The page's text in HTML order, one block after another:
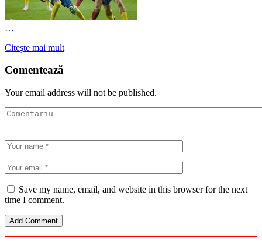
…
Citeşte mai mult
Comentează
Your email address will not be published.
Save my name, email, and website in this browser for the next
time I comment.